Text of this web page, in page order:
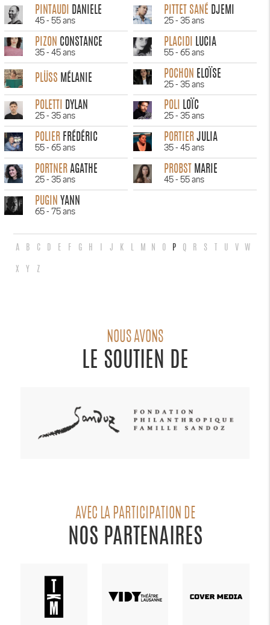
PINTAUDI DANIELE
45 - 55 ans
PITTET SANÉ DJEMI
25 - 35 ans
PIZON CONSTANCE
35 - 45 ans
PLACIDI LUCIA
55 - 65 ans
PLÜSS MÉLANIE POCHON ELOÏSE
25 - 35 ans
POLETTI DYLAN
25 - 35 ans
POLI LOÏC
25 - 35 ans
POLIERFRÉDÉRIC
55 - 65 ans
PORTIERJULIA
35 - 45 ans
PORTNERAGATHE
25 - 35 ans
PROBST MARIE
45 - 55 ans
PUGIN YANN
65 - 75 ans
A B C E F G H J K M N P R S V W
X Y Z
NOUS AVONS
LE SOUTIEN DE
AVEC LA PARTICIPATION DE
NOS PARTENAIRES